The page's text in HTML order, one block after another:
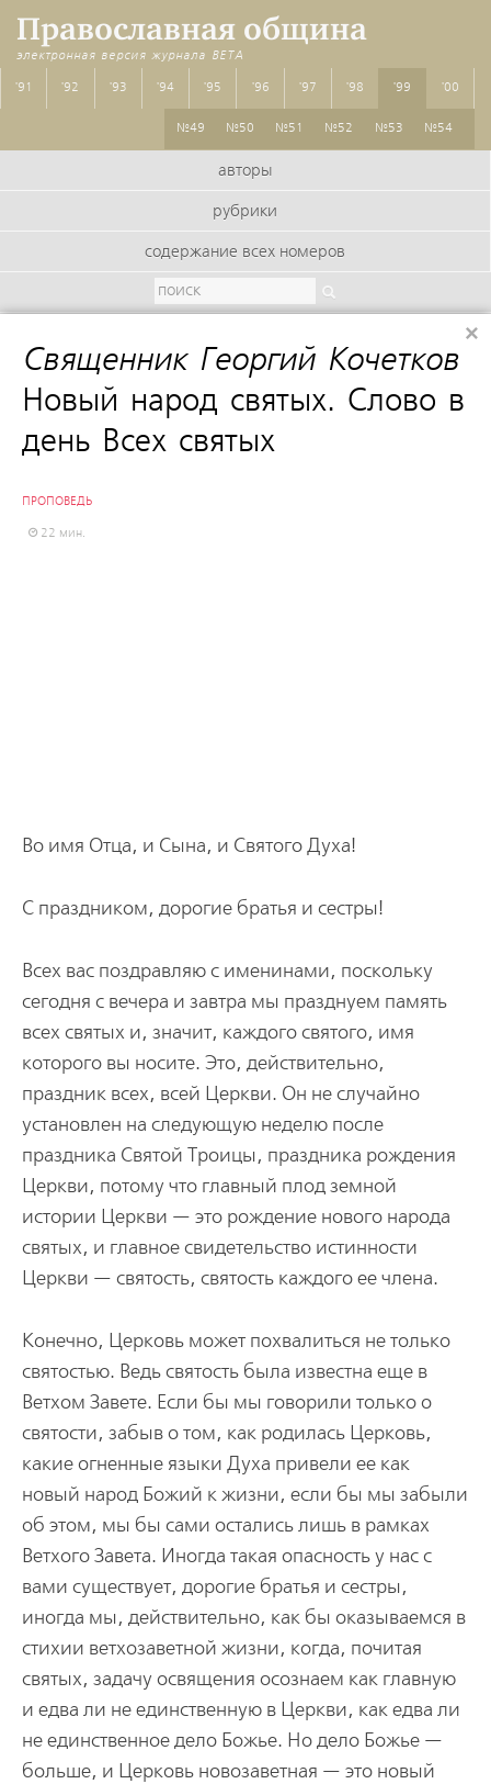
Православная община
электронная версия журнала BETA
'91 '92 '93 '94 '95 '96 '97 '98 '99
№49 №50 №51 №52 №53 №54
'00
авторы
рубрики
содержание всех номеров
Священник Георгий Кочетков:
Новый народ святых. Слово в
день Всех святых
ПРОПОВЕДЬ
22 мин.
Во имя Отца, и Сына, и Святого Духа!
С праздником, дорогие братья и сестры!
Всех вас поздравляю с именинами, поскольку
сегодня с вечера и завтра мы празднуем память
всех святых и, значит, каждого святого, имя
которого вы носите. Это, действительно,
праздник всех, всей Церкви. Он не случайно
установлен на следующую неделю после
праздника Святой Троицы, праздника рождения
Церкви, потому что главный плод земной
истории Церкви — это рождение нового народа
святых, и главное свидетельство истинности
Церкви — святость, святость каждого ее члена.
Конечно, Церковь может похвалиться не только
святостью. Ведь святость была известна еще в
Ветхом Завете. Если бы мы говорили только о
святости, забыв о том, как родилась Церковь,
какие огненные языки Духа привели ее как
новый народ Божий к жизни, если бы мы забыли
об этом, мы бы сами остались лишь в рамках
Ветхого Завета. Иногда такая опасность у нас с
вами существует, дорогие братья и сестры,
иногда мы, действительно, как бы оказываемся в
стихии ветхозаветной жизни, когда, почитая
святых, задачу освящения осознаем как главную
и едва ли не единственную в Церкви, как едва ли
не единственное дело Божье. Но дело Божье —
больше, и Церковь новозаветная — это новый
×